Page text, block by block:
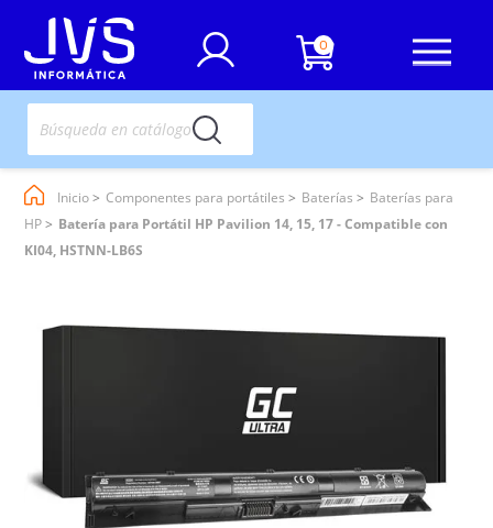
0
Inicio Componentes para portátiles Baterías
Baterías para
HP
Batería para Portátil HP Pavilion 14, 15, 17 - Compatible con
KI04, HSTNN-LB6S